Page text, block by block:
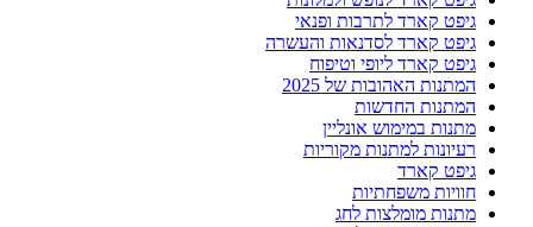
גיפט קארד לתרבות ופנאי
גיפט קארד לסדנאות והעשרה
גיפט קארד ליופי וטיפוח
המתנות האהובות של 2025
המתנות החדשות
מתנות במימוש אונליין
רעיונות למתנות מקוריות
גיפט קארד
חוויות משפחתיות
מתנות מומלצות לחג